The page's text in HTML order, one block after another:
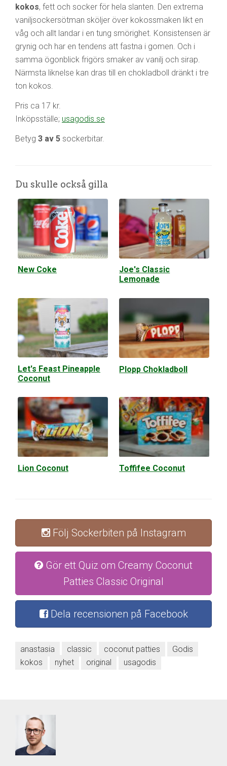
kokos, fett och socker för hela slanten. Den extrema
vaniljsockersötman sköljer över kokossmaken likt en
våg och allt landar i en tung smörighet. Konsistensen är
grynig och har en tendens att fastna i gomen. Och i
samma ögonblick frigörs smaker av vanilj och sirap.
Närmsta liknelse kan dras till en chokladboll dränkt i tre
ton kokos.
Pris ca 17 kr.
Inköpsställe; usagodis.se
Betyg 3 av 5 sockerbitar.
Du skulle också gilla
New Coke
Joe's Classic
Lemonade
Let's Feast Pineapple
Coconut
Plopp Chokladboll
Lion Coconut Toffifee Coconut
Följ Sockerbiten på Instagram
Gör ett Quiz om Creamy Coconut
Patties Classic Original
Dela recensionen på Facebook
anastasia classic coconut patties
Godis
kokos
nyhet original usagodis